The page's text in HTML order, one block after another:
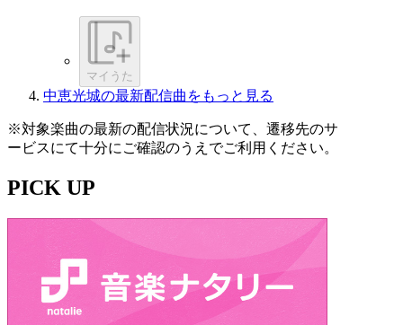
マイうた
中恵光城の最新配信曲をもっと見る
※対象楽曲の最新の配信状況について、遷移先のサ
ービスにて十分にご確認のうえでご利用ください。
PICK UP